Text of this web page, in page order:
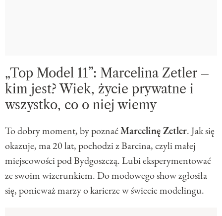
„Top Model 11”: Marcelina Zetler –
kim jest? Wiek, życie prywatne i
wszystko, co o niej wiemy
To dobry moment, by poznaćMarcelinę Zetler. Jak się
okazuje, ma 20 lat, pochodzi z Barcina, czyli małej
miejscowości pod Bydgoszczą. Lubi eksperymentować
ze swoim wizerunkiem. Do modowego show zgłosiła
się, ponieważ marzy o karierze w świecie modelingu.